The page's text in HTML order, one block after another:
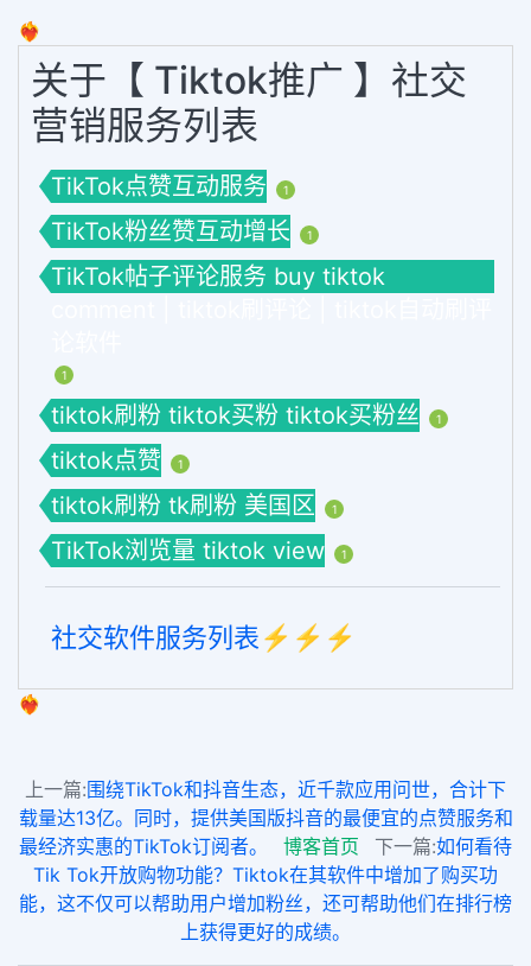
❤️‍🔥
关于【 Tiktok推广 】社交
营销服务列表
TikTok点赞互动服务 1
TikTok粉丝赞互动增长 1
TikTok帖子评论服务 buy tiktok
1
tiktok刷粉 tiktok买粉 tiktok买粉丝 1
tiktok点赞 1
tiktok刷粉 tk刷粉 美国区 1
TikTok浏览量 tiktok view 1
社交软件服务列表⚡️⚡️⚡️
❤️‍🔥
上一篇:围绕TikTok和抖音生态，近千款应用问世，合计下
载量达13亿。同时，提供美国版抖音的最便宜的点赞服务和
最经济实惠的TikTok订阅者。
博客首页 下一篇:如何看待
Tik Tok开放购物功能？Tiktok在其软件中增加了购买功
能，这不仅可以帮助用户增加粉丝，还可帮助他们在排行榜
上获得更好的成绩。